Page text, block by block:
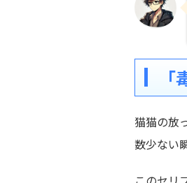
猫猫の放
数少ない